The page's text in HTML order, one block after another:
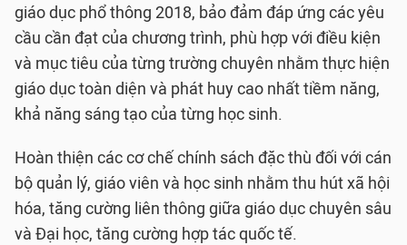
giáo dục phổ thông 2018, bảo đảm đáp ứng các yêu
cầu cần đạt của chương trình, phù hợp với điều kiện
và mục tiêu của từng trường chuyên nhằm thực hiện
giáo dục toàn diện và phát huy cao nhất tiềm năng,
khả năng sáng tạo của từng học sinh.
Hoàn thiện các cơ chế chính sách đặc thù đối với cán
bộ quản lý, giáo viên và học sinh nhằm thu hút xã hội
hóa, tăng cường liên thông giữa giáo dục chuyên sâu
và Đại học, tăng cường hợp tác quốc tế.